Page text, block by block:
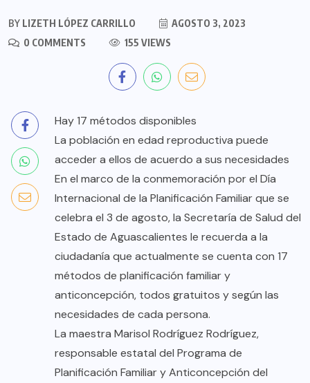
BY LIZETH LÓPEZ CARRILLO
AGOSTO 3, 2023
0 COMMENTS
155 VIEWS
Hay 17 métodos disponibles
La población en edad reproductiva puede
acceder a ellos de acuerdo a sus necesidades
En el marco de la conmemoración por el Día
Internacional de la Planificación Familiar que se
celebra el 3 de agosto, la Secretaría de Salud del
Estado de Aguascalientes le recuerda a la
ciudadanía que actualmente se cuenta con 17
métodos de planificación familiar y
anticoncepción, todos gratuitos y según las
necesidades de cada persona.
La maestra Marisol Rodríguez Rodríguez,
responsable estatal del Programa de
Planificación Familiar y Anticoncepción del